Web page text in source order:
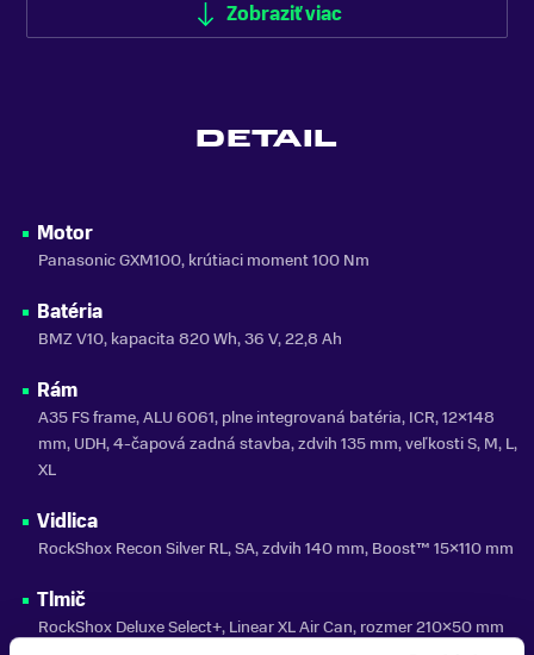
ODNÍMATEĽNÁ BATÉRIA
Áno
820 Wh
Panasonic
VLASTNOSTI BICYKLA
s prehadzovačkou
do 150 kg
2026
Zobraziť viac
DETAIL
Motor
Panasonic GXM100, krútiaci moment 100 Nm
Batéria
BMZ V10, kapacita 820 Wh, 36 V, 22,8 Ah
Rám
A35 FS frame, ALU 6061, plne integrovaná batéria, ICR, 12×148
mm, UDH, 4-čapová zadná stavba, zdvih 135 mm, veľkosti S, M, L,
XL
Vidlica
RockShox Recon Silver RL, SA, zdvih 140 mm, Boost™ 15×110 mm
Tlmič
RockShox Deluxe Select+, Linear XL Air Can, rozmer 210×50 mm